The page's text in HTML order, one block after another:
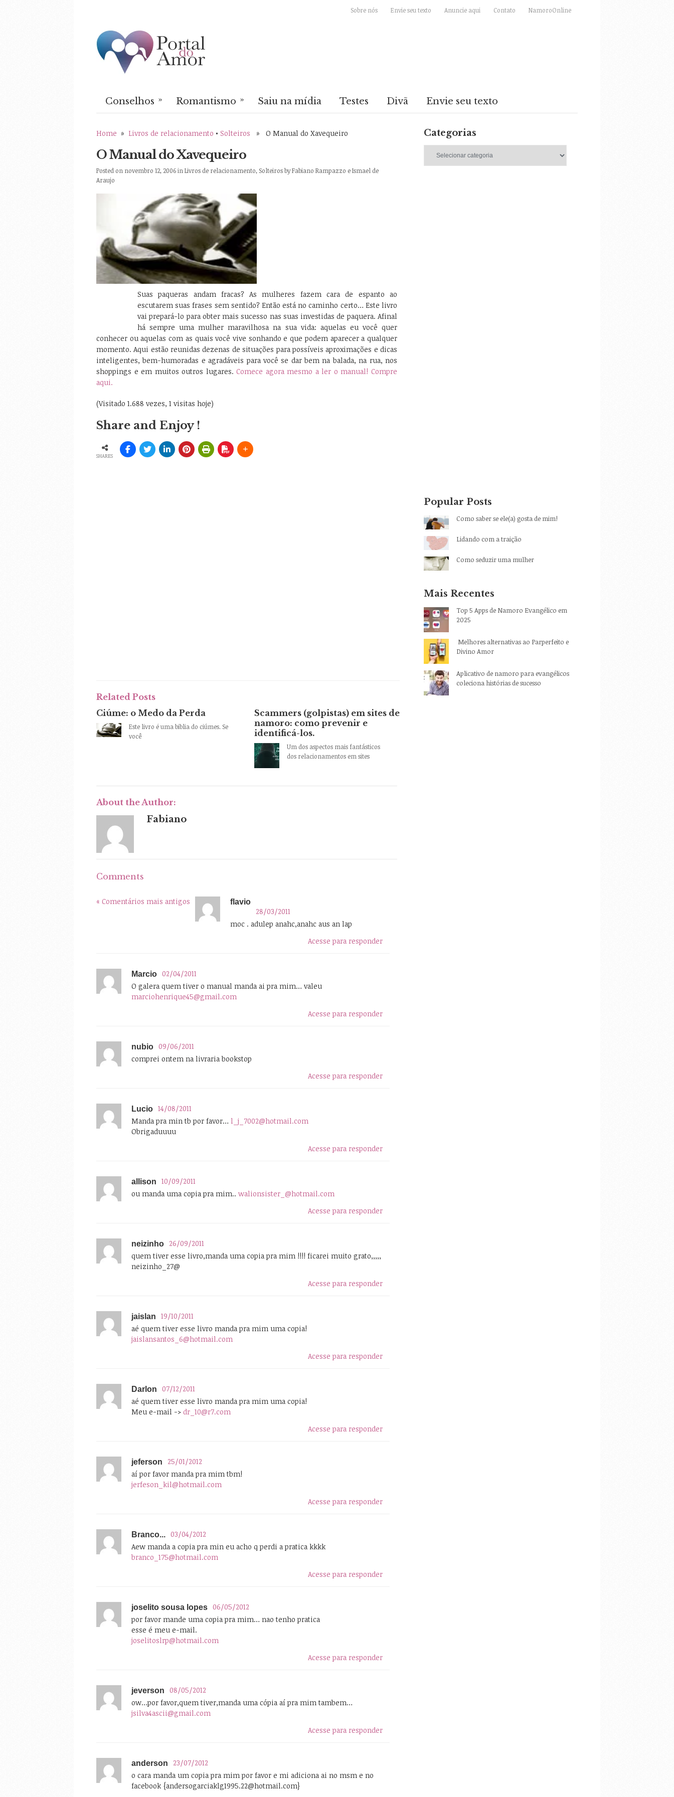
Sobre nós Envie seu texto Anuncie aqui Contato NamoroOnline
Conselhos » Romantismo » Saiu na mídia Testes Divã Envie seu texto
Home » Livros de relacionamento • Solteiros » O Manual do Xavequeiro
O Manual do Xavequeiro
Posted on novembro 12, 2006 in Livros de relacionamento, SolteirosbyFabiano Rampazzo e Ismael de
Araujo
Suas paqueras andam fracas? As mulheres fazem cara de espanto ao
escutarem suas frases sem sentido? Então está no caminho certo… Este livro
vai prepará-lo para obter mais sucesso nas suas investidas de paquera. Afinal
há sempre uma mulher maravilhosa na sua vida: aquelas eu você quer
conhecer ou aquelas com as quais você vive sonhando e que podem aparecer a qualquer
momento. Aqui estão reunidas dezenas de situações para possíveis aproximações e dicas
inteligentes, bem-humoradas e agradáveis para você se dar bem na balada, na rua, nos
shoppings e em muitos outros lugares.Comece agora mesmo a ler o manual! Compre
aqui.
(Visitado 1.688 vezes, 1 visitas hoje)
Share and Enjoy !
SHARES
Related Posts
Ciúme: o Medo da Perda
Este livro é uma biblia do ciúmes. Se
você
Scammers (golpistas) em sites de
namoro: como prevenir e
identificá-los.
Um dos aspectos mais fantásticos
dos relacionamentos em sites
About the Author:
Fabiano
Comments
« Comentários mais antigos flavio
28/03/2011
moc . adulep anahc,anahc aus an lap
Acesse para responder
Marcio 02/04/2011
O galera quem tiver o manual manda ai pra mim… valeu
marciohenrique45@gmail.com
Acesse para responder
nubio 09/06/2011
comprei ontem na livraria bookstop
Acesse para responder
Lucio 14/08/2011
Manda pra min tb por favor… l_j_7002@hotmail.com
Obrigaduuuu
Acesse para responder
allison
10/09/2011
ou manda uma copia pra mim.. walionsister_@hotmail.com
Acesse para responder
neizinho
26/09/2011
quem tiver esse livro,manda uma copia pra mim !!!! ficarei muito grato,,,,,
neizinho_27@
Acesse para responder
jaislan
19/10/2011
aé quem tiver esse livro manda pra mim uma copia!
jaislansantos_6@hotmail.com
Acesse para responder
Darlon
07/12/2011
aé quem tiver esse livro manda pra mim uma copia!
Meu e-mail -> dr_10@r7.com
Acesse para responder
jeferson
25/01/2012
aí por favor manda pra mim tbm!
jerfeson_kil@hotmail.com
Acesse para responder
Branco... 03/04/2012
Aew manda a copia pra min eu acho q perdi a pratica kkkk
branco_175@hotmail.com
Acesse para responder
joselito sousa lopes 06/05/2012
por favor mande uma copia pra mim… nao tenho pratica
esse é meu e-mail.
joselitoslrp@hotmail.com
Acesse para responder
jeverson
08/05/2012
ow…por favor,quem tiver,manda uma cópia aí pra mim tambem…
jsilva4ascii@gmail.com
Acesse para responder
anderson
23/07/2012
o cara manda um copia pra mim por favor e mi adiciona ai no msm e no
facebook {andersogarciaklg1995.22@hotmail.com}
Categorias
Popular Posts
Como saber se ele(a) gosta de mim!
Lidando com a traição
Como seduzir uma mulher
Mais Recentes
Top 5 Apps de Namoro Evangélico em
2025
Melhores alternativas ao Parperfeito e
Divino Amor
Aplicativo de namoro para evangélicos
coleciona histórias de sucesso